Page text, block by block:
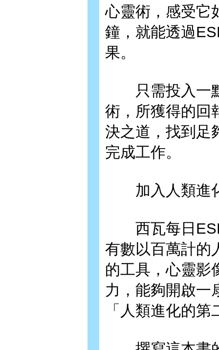
心靈術，感受它
鐘，就能透過
果。
只需投入一點
術，所獲得的回
決之道，找到足
完成工作。
加入人類進
西瓦每日ESP
有數以百萬計的
的工具，心靈影
力，能夠開啟一
「人類進化的